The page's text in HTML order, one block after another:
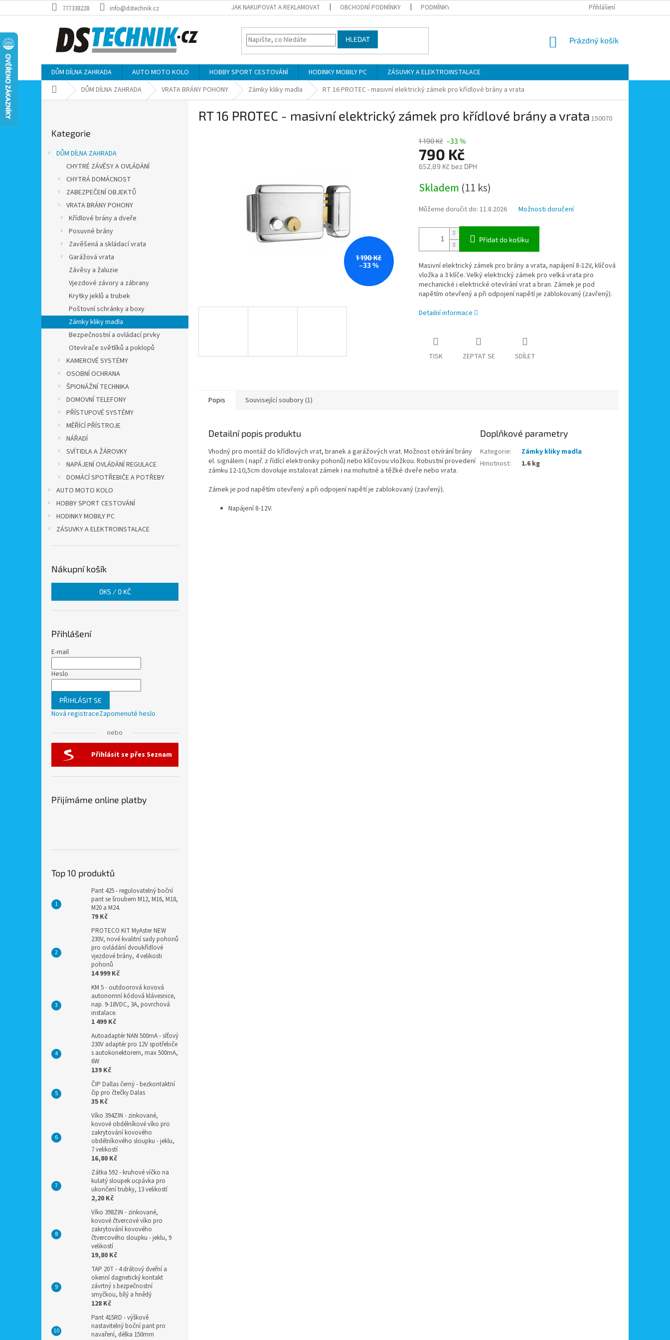
na
777338228 info@dstechnik.cz JAK NAKUPOVAT A REKLAMOVAT OBCHODNÍ PODMÍNKY PODMÍNKY OCHRANY OSOBNÍCH ÚDAJŮ MOJE OBJEDNÁVKA
Přihlášení
HLEDAT
NÁKUPNÍ
Prázdný košík
DŮM DÍLNA ZAHRADA AUTO MOTO KOLO HOBBY SPORT CESTOVÁNÍ HODINKY MOBILY PC
ZÁSUVKY A ELEKTROINSTALACE
Domů DŮM DÍLNA ZAHRADA VRATA BRÁNY POHONY Zámky kliky madla RT 16 PROTEC - masivní elektrický zámek pro křídlové brány a vrata
kategorie
Kategorie
DŮM DÍLNA ZAHRADA
CHYTRÉ ZÁVĚSY A OVLÁDÁNÍ
CHYTRÁ DOMÁCNOST
ZABEZPEČENÍ OBJEKTŮ
VRATA BRÁNY POHONY
Křídlové brány a dveře
Posuvné brány
Zavěšená a skládací vrata
Garážová vrata
Závěsy a žaluzie
Vjezdové závory a zábrany
Krytky jeklů a trubek
Poštovní schránky a boxy
Zámky kliky madla
Bezpečnostní a ovládací prvky
Otevírače světlíků a poklopů
KAMEROVÉ SYSTÉMY
OSOBNÍ OCHRANA
ŠPIONÁŽNÍ TECHNIKA
DOMOVNÍ TELEFONY
PŘÍSTUPOVÉ SYSTÉMY
MĚŘÍCÍ PŘÍSTROJE
NÁŘADÍ
SVÍTIDLA A ŽÁROVKY
NAPÁJENÍ OVLÁDÁNÍ REGULACE
DOMÁCÍ SPOTŘEBIČE A POTŘEBY
AUTO MOTO KOLO
HOBBY SPORT CESTOVÁNÍ
HODINKY MOBILY PC
ZÁSUVKY A ELEKTROINSTALACE
Nákupní košík
0KS / 0 KČ
Přihlášení
E-mail
Heslo
PŘIHLÁSIT SE
Nová registraceZapomenuté heslo
nebo
Přihlásit se přes Seznam
Přijímáme online platby
Top 10 produktů
Pant 425 - regulovatelný boční
pant se šroubem M12, M16, M18,
M20 a M24.
79 Kč
PROTECO KIT MyAster NEW
230V, nové kvalitní sady pohonů
pro ovládání dvoukřídlové
vjezdové brány, 4 velikosti
pohonů
14 999 Kč
KM 5 - outdoorová kovová
autonomní kódová klávesnice,
nap. 9-18VDC, 3A, povrchová
instalace.
1 499 Kč
Autoadaptér NAN 500mA - síťový
230V adaptér pro 12V spotřebiče
s autokonektorem, max 500mA,
6W
139 Kč
ČIP Dallas černý - bezkontaktní
čip pro čtečky Dalas
35 Kč
Víko 394ZIN - zinkované,
kovové obdélníkové víko pro
zakrytování kovového
obdélníkového sloupku - jeklu,
7 velikostí
16,80 Kč
Zátka 592 - kruhové víčko na
kulatý sloupek ucpávka pro
ukončení trubky, 13 velikostí
2,20 Kč
Víko 398ZIN - zinkované,
kovové čtvercové víko pro
zakrytování kovového
čtvercového sloupku - jeklu, 9
velikostí
19,80 Kč
TAP 20T - 4 drátový dveřní a
okenní dagnetický kontakt
závrtný s bezpečnostní
smyčkou, bílý a hnědý
128 Kč
Pant 415RD - výškově
nastavitelný boční pant pro
navaření, délka 150mm
RT 16 PROTEC - masivní elektrický zámek pro křídlové brány a vrata 150070
1 190 Kč
–33 %
1 190 Kč –33 %
790 Kč
652,89 Kč bez DPH
cena:
Skladem (11 ks)
Můžeme doručit do: 11.8.2026 Možnosti doručení
Přidat do košíku
Masivní elektrický zámek pro brány a vrata, napájení 8-12V, klíčová
vložka a 3 klíče. Velký elektrický zámek pro velká vrata pro
mechanické i elektrické otevírání vrat a bran. Zámek je pod
napětím otevřený a při odpojení napětí je zablokovaný (zavřený).
Detailní informace
TISK ZEPTAT SE SDÍLET
Popis Související soubory (1)
Detailní popis produktu
Vhodný pro montáž do křídlových vrat, branek a garážových vrat. Možnost otvírání brány
el. signálem ( např. z řídící elektroniky pohonů) nebo klíčovou vložkou. Robustní provedení
zámku 12-10,5cm dovoluje instalovat zámek i na mohutné a těžké dveře nebo vrata.
Zámek je pod napětím otevřený a při odpojení napětí je zablokovaný (zavřený).
Napájení 8-12V.
Doplňkové parametry
Kategorie:
Zámky kliky madla
Hmotnost: 1.6 kg